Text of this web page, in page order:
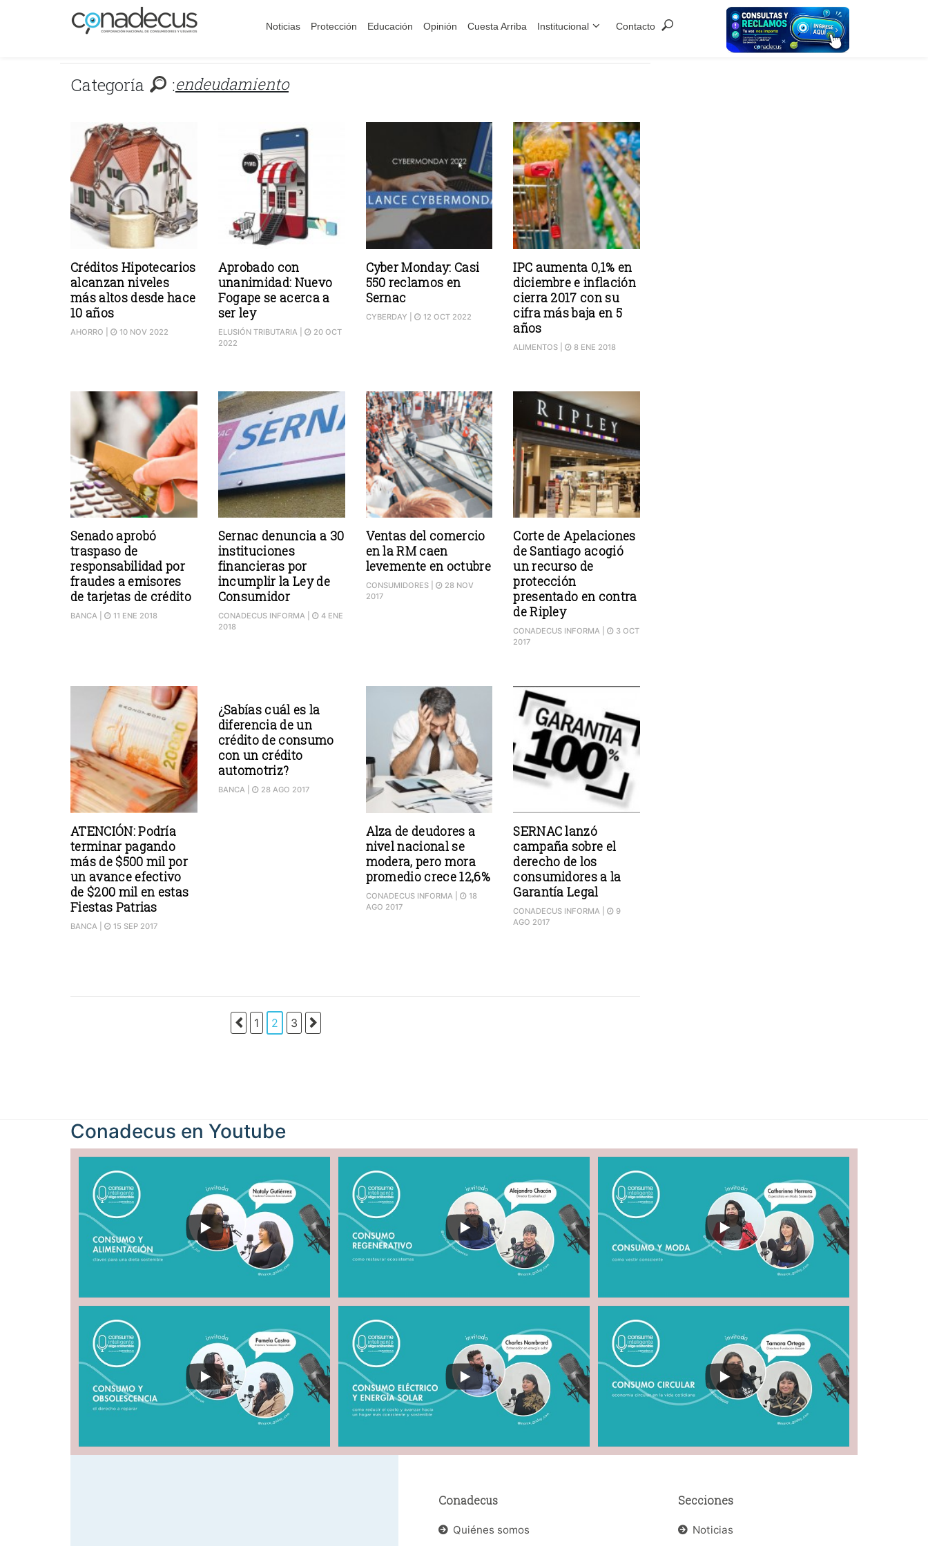
Noticias Protección Educación Opinión Cuesta Arriba Institucional Contacto
Categoría :endeudamiento
Créditos Hipotecarios
alcanzan niveles
más altos desde hace
10 años
AHORRO 10 NOV 2022
Aprobado con
unanimidad: Nuevo
Fogape se acerca a
ser ley
ELUSIÓN TRIBUTARIA
20 OCT
2022
Cyber Monday: Casi
550 reclamos en
Sernac
CYBERDAY 12 OCT 2022
IPC aumenta 0,1% en
diciembre e inflación
cierra 2017 con su
cifra más baja en 5
años
ALIMENTOS | 8 ENE 2018
Senado aprobó
traspaso de
responsabilidad por
fraudes a emisores
de tarjetas de crédito
BANCA 11 ENE 2018
Sernac denuncia a 30
instituciones
financieras por
incumplir la Ley de
Consumidor
CONADECUS INFORMA|
4 ENE
2018
Ventas del comercio
en la RM caen
levemente en octubre
CONSUMIDORES|
28 NOV
2017
Corte de Apelaciones
de Santiago acogió
un recurso de
protección
presentado en contra
de Ripley
CONADECUS INFORMA |
3 OCT
2017
ATENCIÓN: Podría
terminar pagando
más de $500 mil por
un avance efectivo
de $200 mil en estas
Fiestas Patrias
BANCA 15 SEP 2017
¿Sabías cuál es la
diferencia de un
crédito de consumo
con un crédito
automotriz?
BANCA| 28 AGO 2017
Alza de deudores a
nivel nacional se
modera, pero mora
promedio crece 12,6%
CONADECUS INFORMA|
18
AGO 2017
SERNAC lanzó
campaña sobre el
derecho de los
consumidores a la
Garantía Legal
CONADECUS INFORMA |
9
AGO 2017
1 2 3
Conadecus en Youtube
Conadecus
Quiénes somos
Secciones
Noticias